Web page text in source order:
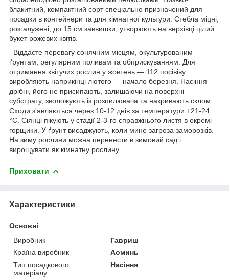
блакитний, компактний сорт спеціально призначений для
посадки в контейнери та для кімнатної культури. Стебла міцні,
розгалужені, до 15 см заввишки, утворюють на верхівці цілий
букет рожевих квітів.
Віддаєте перевагу сонячним місцям, окультурованим
ґрунтам, регулярним поливам та обприскуванням. Для
отримання квітучих рослин у жовтень — 112 посівіву
виробляють наприкінці лютого — начало березня. Насіння
дрібні, його не присипають, залишаючи на поверхні
субстрату, зволожують із розпилювача та накривають склом.
Сходи з'являються через 10-12 днів за температури +21-24
°C. Сіянці пікують у стадії 2-3-го справжнього листя в окремі
горщики. У ґрунт висаджують, коли мине загроза заморозків.
На зиму рослини можна перенести в зимовий сад і
вирощувати як кімнатну рослину.
Приховати
Характеристики
Основні
Виробник
Гавриш
Країна виробник
Аоминь
Тип посадкового
матеріалу
Насіння